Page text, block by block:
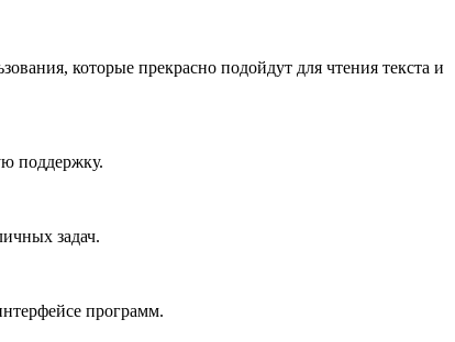
которые прекрасно подойдут для чтения текста и
поддержку.
задач.
программ.